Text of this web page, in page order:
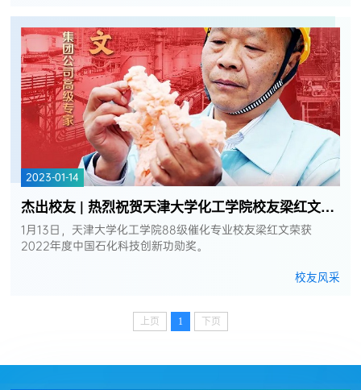
2023-01-14
杰出校友 | 热烈祝贺天津大学化工学院校友梁红文荣获2022年度中国石化科技...
1月13日，天津大学化工学院88级催化专业校友梁红文荣获
2022年度中国石化科技创新功勋奖。
校友风采
上页 1 下页